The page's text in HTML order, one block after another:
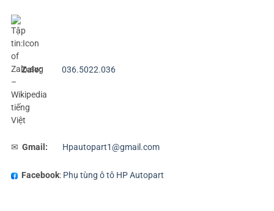
Zalo: 036.5022.036
✉ Gmail: Hpautopart1@gmail.com
Facebook: Phụ tùng ô tô HP Autopart